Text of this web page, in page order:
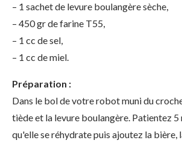
– 1 sachet de levure boulangère sèche,
– 450 gr de farine T55,
– 1 cc de sel,
– 1 cc de miel.
Préparation :
Dans le bol de votre robot muni du
tiède et la levure boulangère. Patientez 5
qu'elle se réhydrate puis ajoutez la bière,